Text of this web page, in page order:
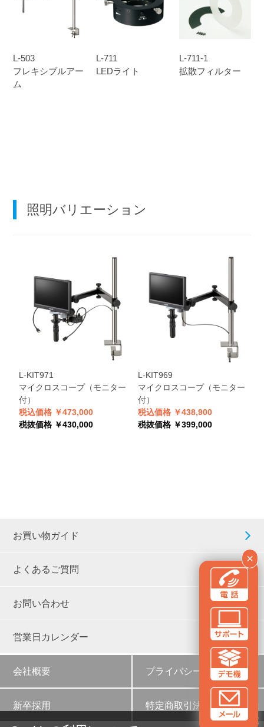
L-503
フレキシブルアー
ム
L-711
LEDライト
L-711-1
拡散フィルター
×
照明バリエーション
L-KIT971
マイクロスコープ（モニター
付）
税込価格 ￥473,000
税抜価格 ￥430,000
L-KIT969
マイクロスコープ（モニター
付）
税込価格 ￥438,900
税抜価格 ￥399,000
お買い物ガイド
よくあるご質問
お問い合わせ
営業日カレンダー
会社概要 プライバシーポリシー
新卒採用 特定商取引法に基づく表示
✕